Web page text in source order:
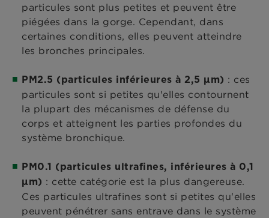
particules sont plus petites et peuvent être
piégées dans la gorge. Cependant, dans
certaines conditions, elles peuvent atteindre
les bronches principales.
PM2.5 (particules inférieures à 2,5 μm) : ces
particules sont si petites qu'elles contournent
la plupart des mécanismes de défense du
corps et atteignent les parties profondes du
système bronchique.
PM0.1 (particules ultrafines, inférieures à 0,1
μm) : cette catégorie est la plus dangereuse.
Ces particules ultrafines sont si petites qu'elles
peuvent pénétrer sans entrave dans le système